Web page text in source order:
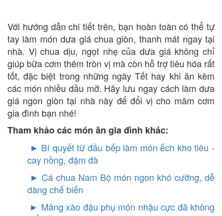
Với hướng dẫn chi tiết trên, bạn hoàn toàn có thể tự
tay làm món dưa giá chua giòn, thanh mát ngay tại
nhà. Vị chua dịu, ngọt nhẹ của dưa giá không chỉ
giúp bữa cơm thêm tròn vị mà còn hỗ trợ tiêu hóa rất
tốt, đặc biệt trong những ngày Tết hay khi ăn kèm
các món nhiều dầu mỡ. Hãy lưu ngay cách làm dưa
giá ngon giòn tại nhà này để đổi vị cho mâm cơm
gia đình bạn nhé!
Tham khảo các món ăn gia đình khác:
► Bí quyết từ đầu bếp làm món ếch kho tiêu -
cay nồng, đậm đà
► Cá chua Nam Bộ món ngon khó cưỡng, dễ
dàng chế biến
► Măng xào đậu phụ món nhậu cực đã không